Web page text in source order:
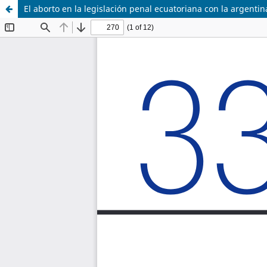
El aborto en la legislación penal ecuatoriana con la